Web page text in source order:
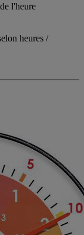
l'heure
heures /